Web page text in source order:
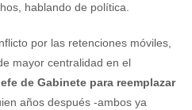
hablando de política.
por las retenciones móviles,
mayor centralidad en el
de Gabinete para reemplazar
años después -ambos ya